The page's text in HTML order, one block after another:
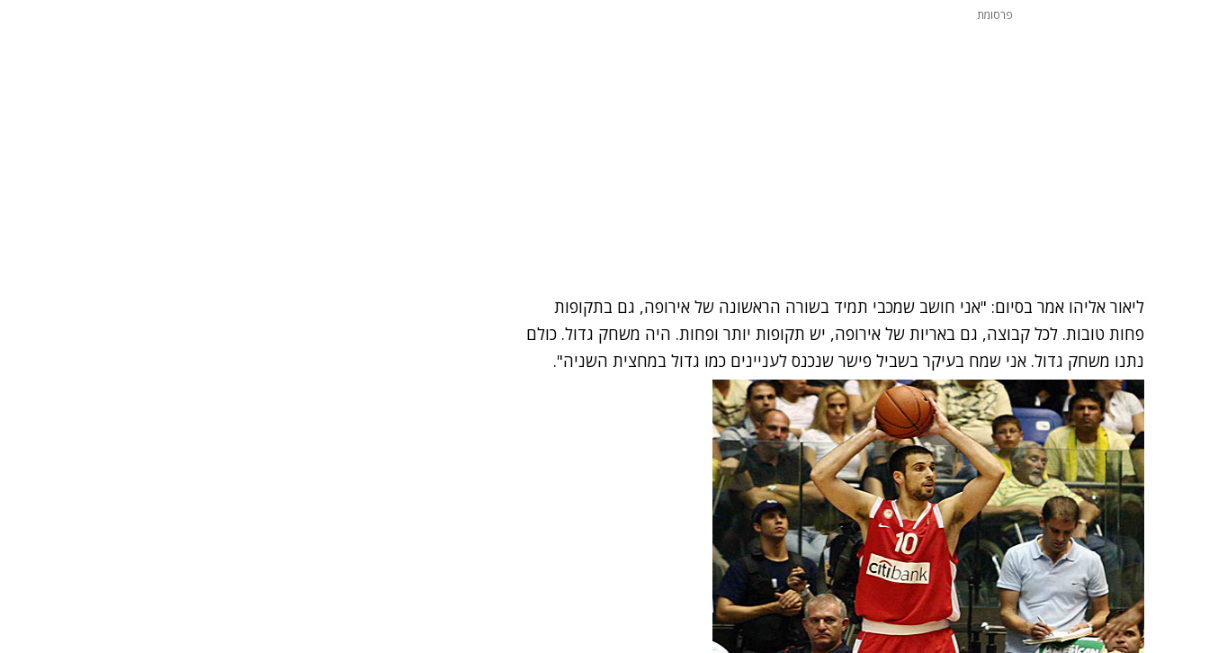
פרסומת
ליאור אליהו אמר בסיום: "אני חושב שמכבי תמיד בשורה הראשונה של אירופה, גם בתקופות
פחות טובות. לכל קבוצה, גם באריות של אירופה, יש תקופות יותר ופחות. היה משחק גדול. כולם
נתנו משחק גדול. אני שמח בעיקר בשביל פישר שנכנס לעניינים כמו גדול במחצית השניה".